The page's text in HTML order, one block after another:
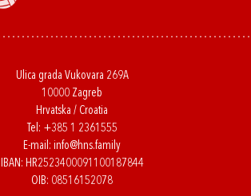
Ulica grada Vukovara 269A
10000 Zagreb
Hrvatska / Croatia
Tel: +385 1 2361555
E-mail: info@hns.family
IBAN: HR2523400091100187844
OIB: 08516152078